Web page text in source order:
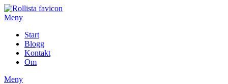
Hoppa
till
Meny
Start
Blogg
Kontakt
Om
Meny